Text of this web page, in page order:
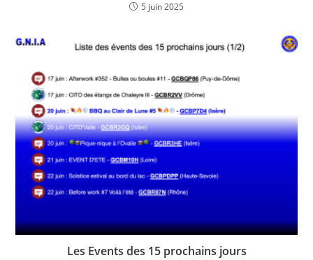
5 juin 2025
Les Events des 15 prochains jours